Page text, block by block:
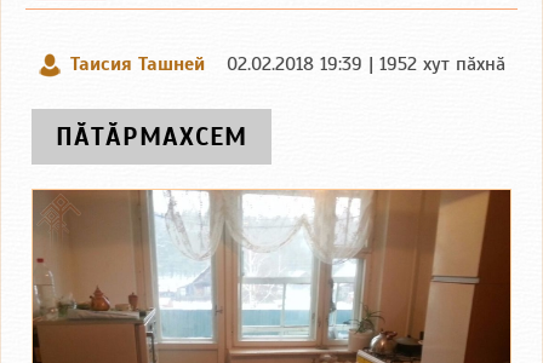
Таисия Ташней 02.02.2018 19:39 | 1952 хут пӑхнӑ
ПӐТӐРМАХСЕМ